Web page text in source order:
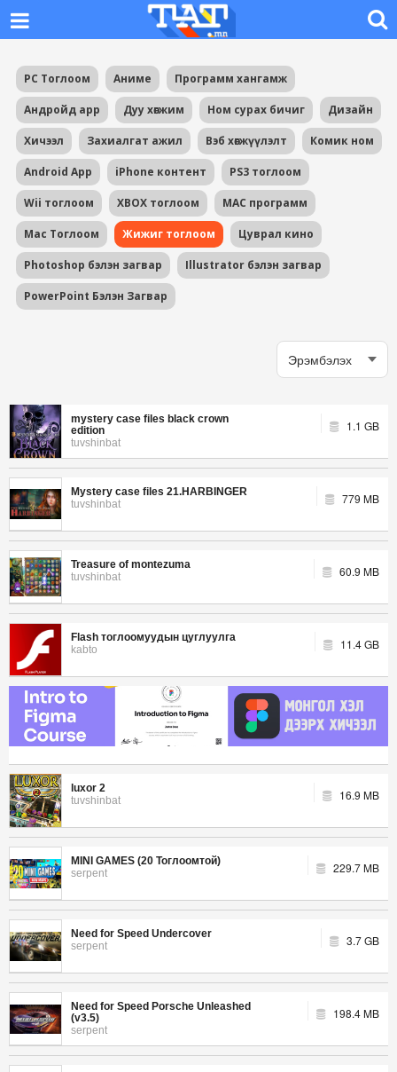
PC Тоглоом Аниме Программ хангамж
Андройд app Дуу хөгжим Ном сурах бичиг Дизайн
Хичээл Захиалгат ажил Вэб хөгжүүлэлт Комик ном
Android App iPhone контент PS3 тоглоом
Wii тоглоом XBOX тоглоом MAC программ
Mac Тоглоом Жижиг тоглоом Цуврал кино
Photoshop бэлэн загвар Illustrator бэлэн загвар
PowerPoint Бэлэн Загвар
mystery case files black crown
edition
tuvshinbat
1.1 GB
Mystery case files 21.HARBINGER
tuvshinbat
779 MB
Treasure of montezuma
tuvshinbat
60.9 MB
Flash тоглоомуудын цуглуулга
kabto
11.4 GB
luxor 2
tuvshinbat
16.9 MB
MINI GAMES (20 Тоглоомтой)
serpent
229.7 MB
Need for Speed Undercover
serpent
3.7 GB
Need for Speed Porsche Unleashed
(v3.5)
serpent
198.4 MB